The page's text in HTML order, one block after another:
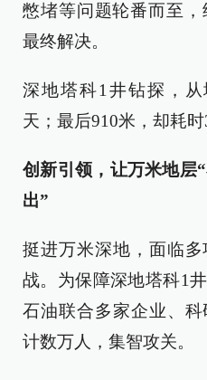
憋堵等问题轮番而至
最终解决。
深地塔科1井钻探，
天；最后910米，却耗时
创新引领，让万米地层
出”
挺进万米深地，面临
战。为保障深地塔科1
石油联合多家企业、
计数万人，集智攻关。